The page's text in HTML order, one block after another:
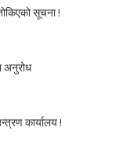
सूचना !
अनुरोध
कार्यालय !